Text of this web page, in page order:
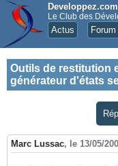
Developpez.com
Le Club des
Actus
Outils de restitution
générateur d'états
Marc Lussac, le 13/05/